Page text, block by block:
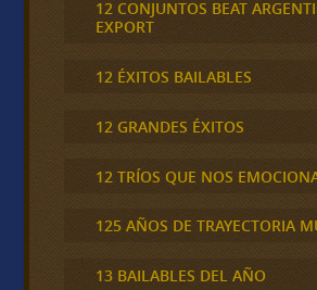
12 CONJUNTOS BEAT
EXPORT
12 ÉXITOS BAILABLES
12 GRANDES ÉXITOS
12 TRÍOS QUE NOS
125 AÑOS DE TRAYECTORIA
13 BAILABLES DEL AÑO